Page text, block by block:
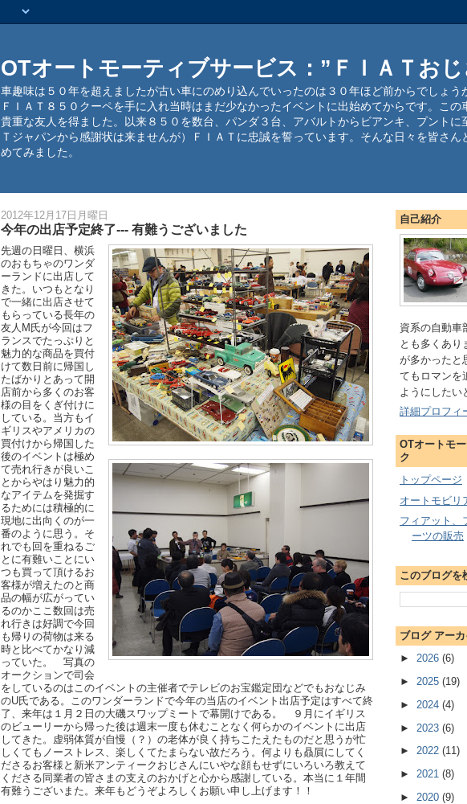
OTオートモーティブサービス：”ＦＩＡＴお
車趣味は５０年を超えましたが古い車にのめり込んでいったのは３０年ほど前からでしょう
ＦＩＡＴ８５０クーペを手に入れ当時はまだ少なかったイベントに出始めてからです。この
貴重な友人を得ました。以来８５０を数台、パンダ３台、アバルトからビアンキ、プントに
Ｔジャパンから感謝状は来ませんが）ＦＩＡＴに忠誠を誓っています。そんな日々を皆さん
めてみました。
2012年12月17日月曜日
今年の出店予定終了--- 有難うございました
先週の日曜日、横浜
のおもちゃのワンダ
ーランドに出店して
きた。いつもとなり
で一緒に出店させて
もらっている長年の
友人M氏が今回はフ
ランスでたっぷりと
魅力的な商品を買付
けて数日前に帰国し
たばかりとあって開
店前から多くのお客
様の目をくぎ付けに
している。当方もイ
ギリスやアメリカの
買付けから帰国した
後のイベントは極め
て売れ行きが良いこ
とからやはり魅力的
なアイテムを発掘す
るためには積極的に
現地に出向くのが一
番のように思う。そ
れでも回を重ねるご
とに有難いことにい
つも買って頂けるお
客様が増えたのと商
品の幅が広がってい
るのかここ数回は売
れ行きは好調で今回
も帰りの荷物は来る
時と比べてかなり減
っていた。 写真の
オークションで司会
をしているのはこのイベントの主催者でテレビのお宝鑑定団などでもおなじみ
のU氏である。このワンダーランドで今年の当店のイベント出店予定はすべて終
了、来年は１月２日の大磯スワップミートで幕開けである。 ９月にイギリス
のビューリーから帰った後は週末一度も休むことなく何らかのイベントに出店
してきた。虚弱体質が自慢（？）の老体が良く持ちこたえたものだと思うが忙
しくてもノーストレス、楽しくてたまらない故だろう。何よりも贔屓にしてく
ださるお客様と新米アンティークおじさんにいやな顔もせずにいろいろ教えて
くださる同業者の皆さまの支えのおかげと心から感謝している。本当に１年間
有難うございまた。来年もどうぞよろしくお願い申し上げます！！
自己紹介
資系の自動車
とも多くあり
が多かったと
てもロマンを
ようにしたい
詳細プロフィ
OTオートモ
ク
トップページ
オートモビリ
フィアット、
ーツの販売
このブログを
ブログ アー
► 2026 (6)
► 2025 (19)
► 2024 (4)
► 2023 (6)
► 2022 (11)
► 2021 (8)
► 2020 (9)